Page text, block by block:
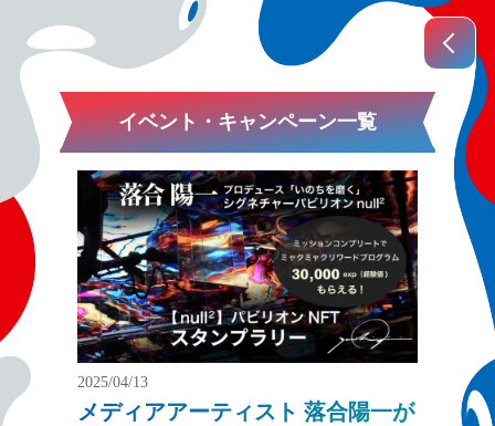
イベント・キャンペーン一覧
2025/04/13
メディアアーティスト 落合陽一が